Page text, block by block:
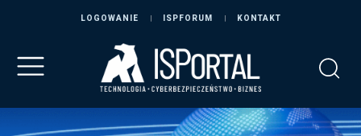
LOGOWANIE ISPFORUM KONTAKT